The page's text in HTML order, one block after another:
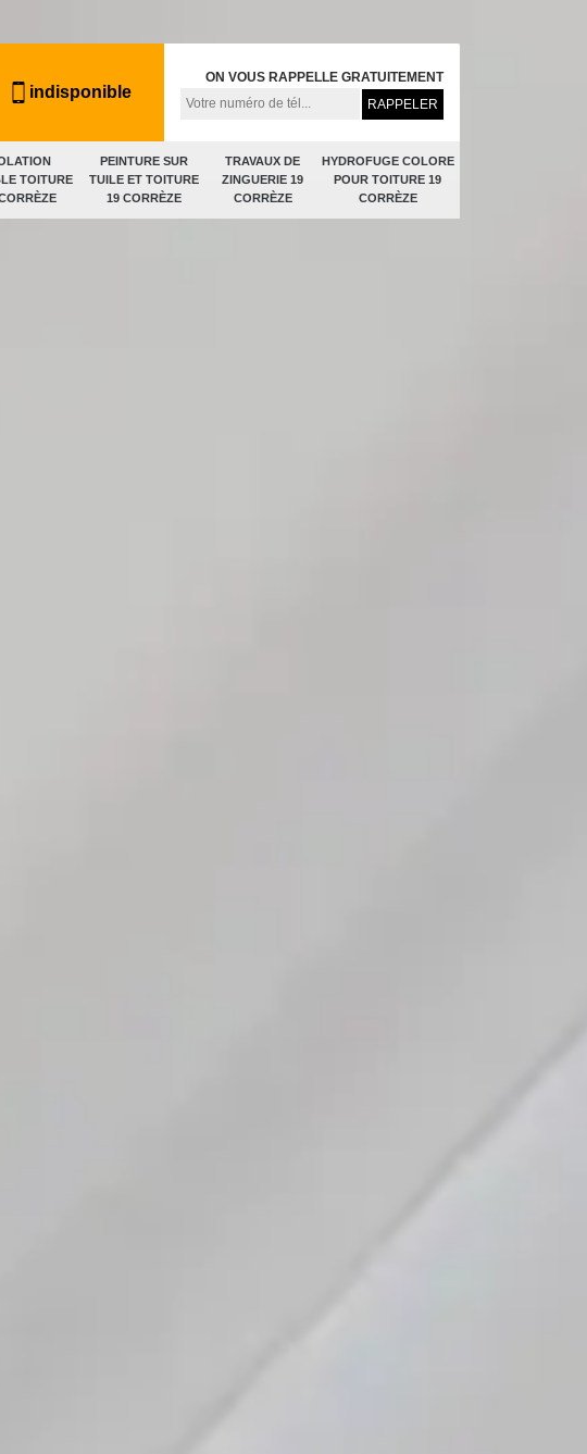
TOITURE
PEINTURE SUR
TUILE ET TOITURE
19 CORRÈZE
TRAVAUX DE
ZINGUERIE 19
CORRÈZE
HYDROFUGE COLORE
POUR TOITURE 19
CORRÈZE
indisponible
ON VOUS RAPPELLE GRATUITEMENT